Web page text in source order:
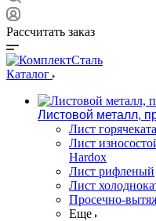
Рассчитать заказ
Каталог
Листовой металл,
Лист
Лист
Hardox
Лист рифленый
Лист
Просечно-
Еще